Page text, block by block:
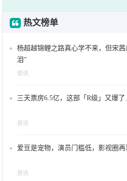
热文榜单
杨超越锦鲤之路真心学不来，但宋
泪”
资讯
三天票房6.5亿，这部「R级」又爆
资讯
爱豆是宠物，演员门槛低，影视圈再
资讯